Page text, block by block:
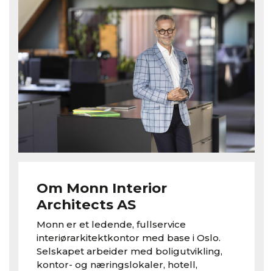
Om Monn Interior
Architects AS
Monn er et ledende, fullservice
interiørarkitektkontor med base i Oslo.
Selskapet arbeider med boligutvikling,
kontor- og næringslokaler, hotell,